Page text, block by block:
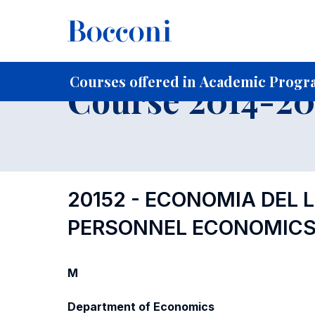
Courses offered in Academic
Home For current Students
Course 2014-
20152 - ECONOMIA DEL
PERSONNEL
M
Department of Economics